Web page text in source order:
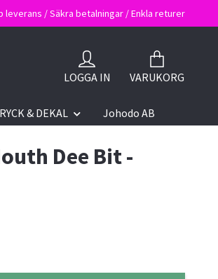
leverans / Säkra betalningar / Enkla returer
LOGGA IN VARUKORG
& DEKAL Johodo AB
Dee Bit -